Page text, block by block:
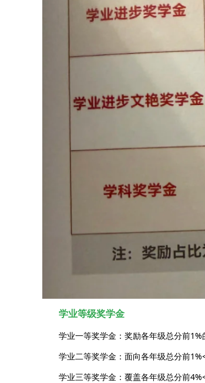
学业等级奖学金
学业一等奖学金：奖励各年级总分前
学业二等奖学金：面向各年级总分前
学业三等奖学金：覆盖各年级总分前